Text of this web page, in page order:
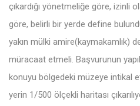
çıkardığı yönetmeliğe göre, izinli
göre, belirli bir yerde define
yakın mülki amire(kaymakamlık)
müracaat etmeli. Başvurunun
konuyu bölgedeki müzeye intikal
yerin 1/500 ölçekli haritası